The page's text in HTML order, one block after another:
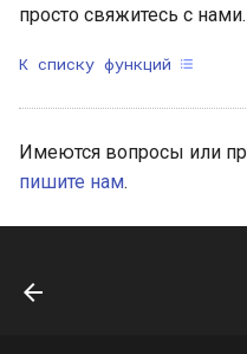
просто свяжитесь с нами.
К списку функций
Имеются вопросы или
пишите нам.